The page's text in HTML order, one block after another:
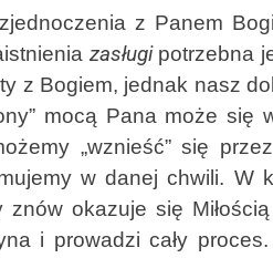
z Panem
zasługipotrzebna
z Bogiem, jednak nasz
mocą Pana może się
„wznieść” się
w danej chwili. W
okazuje się
i prowadzi cały